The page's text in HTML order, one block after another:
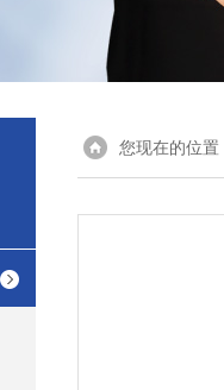
您现在的位置